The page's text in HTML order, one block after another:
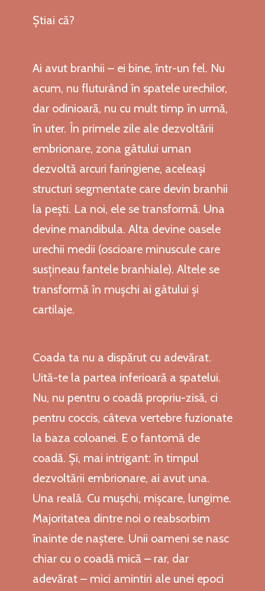
Știai că?
Ai avut branhii – ei bine, într-un fel. Nu
acum, nu fluturând în spatele urechilor,
dar odinioară, nu cu mult timp în urmă,
în uter. În primele zile ale dezvoltării
embrionare, zona gâtului uman
dezvoltă arcuri faringiene, aceleași
structuri segmentate care devin branhii
la pești. La noi, ele se transformă. Una
devine mandibula. Alta devine oasele
urechii medii (oscioare minuscule care
susțineau fantele branhiale). Altele se
transformă în mușchi ai gâtului și
cartilaje.
Coada ta nu a dispărut cu adevărat.
Uită-te la partea inferioară a spatelui.
Nu, nu pentru o coadă propriu-zisă, ci
pentru coccis, câteva vertebre fuzionate
la baza coloanei. E o fantomă de
coadă. Și, mai intrigant: în timpul
dezvoltării embrionare, ai avut una.
Una reală. Cu mușchi, mișcare, lungime.
Majoritatea dintre noi o reabsorbim
înainte de naștere. Unii oameni se nasc
chiar cu o coadă mică – rar, dar
adevărat – mici amintiri ale unei epoci